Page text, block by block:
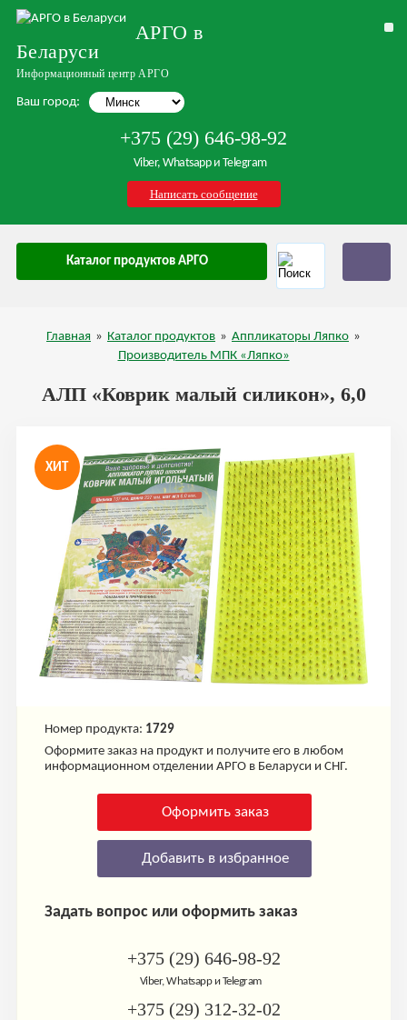
АРГО в
Беларуси
Информационный центр АРГО
Ваш город:
+375 (29) 646-98-92
Viber, Whatsapp и Telegram
Написать сообщение
Каталог продуктов АРГО
Главная » Каталог продуктов » Аппликаторы Ляпко »
Производитель МПК «Ляпко»
АЛП «Коврик малый силикон», 6,0
ХИТ
Номер продукта: 1729
Оформите заказ на продукт и получите его в любом
информационном отделении АРГО в Беларуси и СНГ.
Оформить заказ
Добавить в избранное
Задать вопрос или оформить заказ
+375 (29) 646-98-92
Viber, Whatsapp и Telegram
+375 (29) 312-32-02